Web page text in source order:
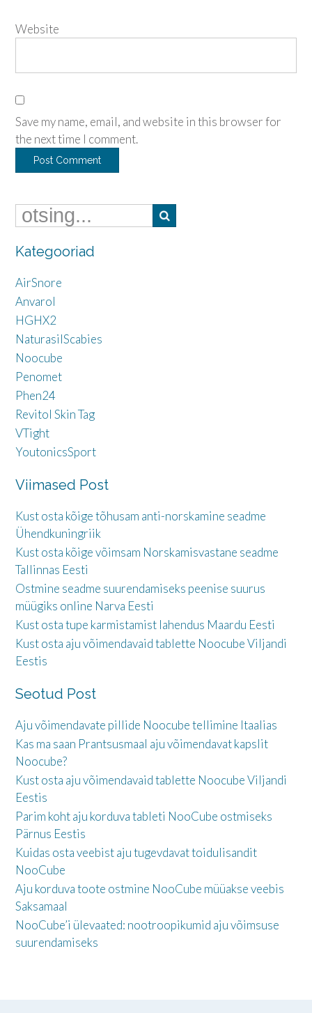
Website
Save my name, email, and website in this browser for
the next time I comment.
Kategooriad
AirSnore
Anvarol
HGHX2
NaturasilScabies
Noocube
Penomet
Phen24
Revitol Skin Tag
VTight
YoutonicsSport
Viimased Post
Kust osta kõige tõhusam anti-norskamine seadme
Ühendkuningriik
Kust osta kõige võimsam Norskamisvastane seadme
Tallinnas Eesti
Ostmine seadme suurendamiseks peenise suurus
müügiks online Narva Eesti
Kust osta tupe karmistamist lahendus Maardu Eesti
Kust osta aju võimendavaid tablette Noocube Viljandi
Eestis
Seotud Post
Aju võimendavate pillide Noocube tellimine Itaalias
Kas ma saan Prantsusmaal aju võimendavat kapslit
Noocube?
Kust osta aju võimendavaid tablette Noocube Viljandi
Eestis
Parim koht aju korduva tableti NooCube ostmiseks
Pärnus Eestis
Kuidas osta veebist aju tugevdavat toidulisandit
NooCube
Aju korduva toote ostmine NooCube müüakse veebis
Saksamaal
NooCube’i ülevaated: nootroopikumid aju võimsuse
suurendamiseks